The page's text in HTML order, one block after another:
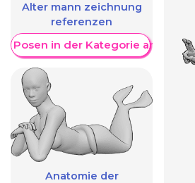
Alter mann zeichnung
referenzen
Posen in der Kategorie anzeigen
Anatomie der